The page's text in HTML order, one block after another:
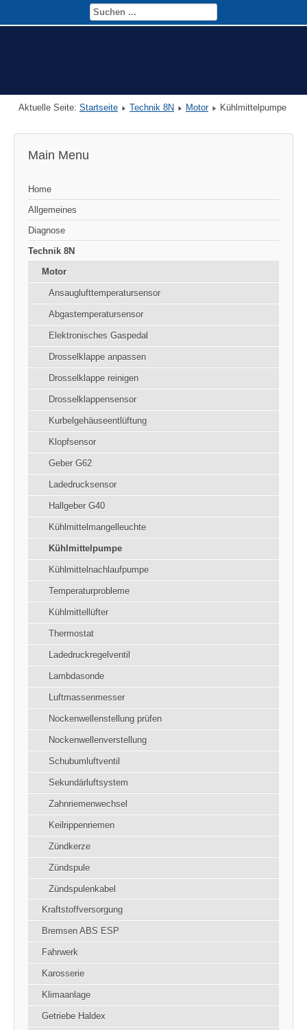
Aktuelle Seite: Startseite Technik 8N Motor Kühlmittelpumpe
Main Menu
Home
Allgemeines
Diagnose
Technik 8N
Motor
Ansauglufttemperatursensor
Abgastemperatursensor
Elektronisches Gaspedal
Drosselklappe anpassen
Drosselklappe reinigen
Drosselklappensensor
Kurbelgehäuseentlüftung
Klopfsensor
Geber G62
Ladedrucksensor
Hallgeber G40
Kühlmittelmangelleuchte
Kühlmittelpumpe
Kühlmittelnachlaufpumpe
Temperaturprobleme
Kühlmittellüfter
Thermostat
Ladedruckregelventil
Lambdasonde
Luftmassenmesser
Nockenwellenstellung prüfen
Nockenwellenverstellung
Schubumluftventil
Sekundärluftsystem
Zahnriemenwechsel
Keilrippenriemen
Zündkerze
Zündspule
Zündspulenkabel
Kraftstoffversorgung
Bremsen ABS ESP
Fahrwerk
Karosserie
Klimaanlage
Getriebe Haldex